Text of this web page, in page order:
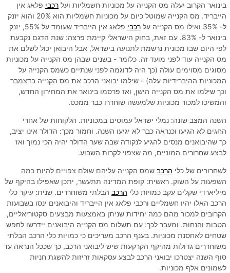
בינואר הקרוב יעלה מס הקנייה על מכוניות חשמליות ועל רכבי פלאג אין
הייבריד. מס הקנייה שמוטל כיום על מכוניות חשמליות הוא 20% והוא יזנק
ל- 35% ואילו מס הקנייה על
רכבי
פלאג אין הייבריד שעומד על 55%, יזנק
בינואר ל- 83%. עם זאת, בחוק הישראלי קיימת פרצה: שנת הדגם נקבעת
לפי היום שבו מכונית נרשמת לתנועה בישראל, אבל היבואן יכול לשלם את
מס הקנייה עוד לפני מועד זה. כלומר - בשנים שבהן מס הקנייה על מכוניות
מסוגים מסוימים עולה (כך היה לדוגמה לפני שנתיים כשמס הקנייה על
המכוניות ההיברידיות עלה) - שילמו יבואני הרכב את מס הקנייה בדצמבר
וכך שילמו את מס הקנייה הישן, ואז פרסמו בינואר את המחירון החדש,
והמשיכו למכור מכוניות שלמעשה שוחררו כבר ממכס.
השנה המצב שונה: נמלי ישראל עמוסים במכוניות. הלקוחות של אחרי
החגים לא הגיעו וכנראה כבר לא יגיעו השנה. וחמור מכך: הדולר אינו יציב,
כך שהיבואנים מנסים להגיע לנקודה שבה שער הדולר יהיה הכי נמוך ואז
לבצע שחרורים המוניים, מה שצפוי לקרות השבוע.
לשחרורים של כלי הרכב שמס הקנייה עליהם שולם צפויים להיות כמה
השפעות על השוק. ראשית: קופת המדינה תתעשר, יתכן שאפילו בהיקף של
מיליארדי שקלים עקב כמויות כלי הרכב הבלתי משוחררים. שנית: עיקר כלי
הרכב האלו יהיו חשמליים ורכבי פלאג אין הייבריד והיבואנים ינסו בשבועות
הקרובים למכור מהם כמה יחידות שניתן באמצעות מבצעים סקטוריאליים,
הטבות והנחות. ומעבר לכך: עם תשלום מס הקנייה היבואנים יידרשו לחפש
שטחים לאחסנת מכוניות. בענף הרכב מעריכים כי כמויות כלי הרכב הבלתי
משוחררים גדולות מהיקף הקרקעות שיש ליבואני הרכב, כך שככל הנראה עד
סוף השנה יצטרכו יבואני הרכב לבצע עסקאות זריזות להשגת חניות
לשמונים אלף מכוניות.